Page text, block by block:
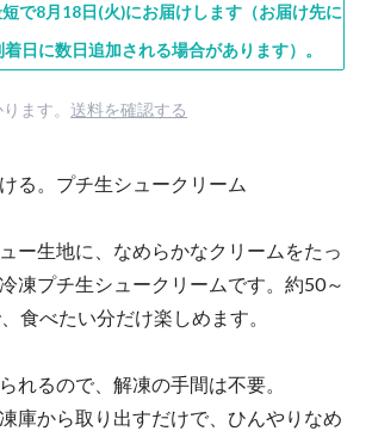
で8月18日(火)にお届けします（お届け先に
日に数日追加される場合があります）。
ます。 送料を確認する
る。プチ生シュークリーム
ー生地に、なめらかなクリームをたっ
凍プチ生シュークリームです。約50～
食べたい分だけ楽しめます。
れるので、解凍の手間は不要。
庫から取り出すだけで、ひんやりなめ